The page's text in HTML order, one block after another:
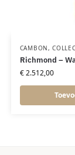
CAMBON,
Richmond –
€2.512,00